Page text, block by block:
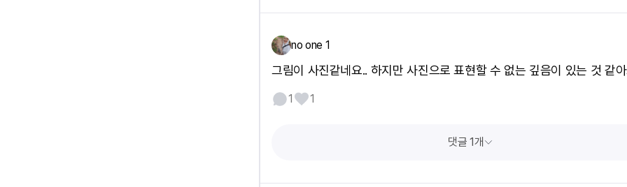
no one 1
그림이 사진같네요.. 하지만 사진으로 표현할 수 없는 깊음이 있는 것 같
1 1
댓글 1개